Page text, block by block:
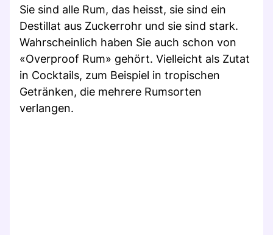
Sie sind alle Rum, das heisst, sie sind ein
Destillat aus Zuckerrohr und sie sind stark.
Wahrscheinlich haben Sie auch schon von
«Overproof Rum» gehört. Vielleicht als Zutat
in Cocktails, zum Beispiel in tropischen
Getränken, die mehrere Rumsorten
verlangen.